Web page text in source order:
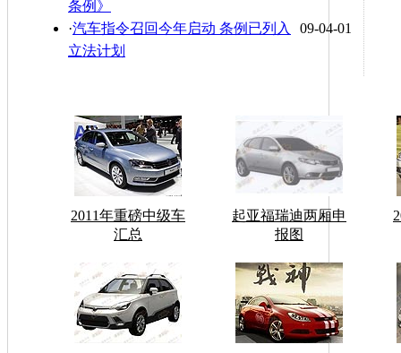
条例》
09-04-01
·汽车指令召回今年启动 条例已列入
立法计划
2011年重磅中级车
汇总
起亚福瑞迪两厢申
报图